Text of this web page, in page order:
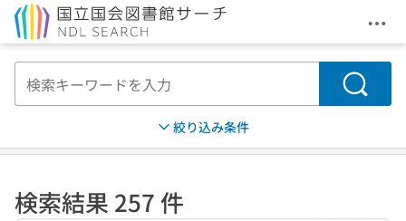
メ
検索
絞り込み条件
検索結果 257 件